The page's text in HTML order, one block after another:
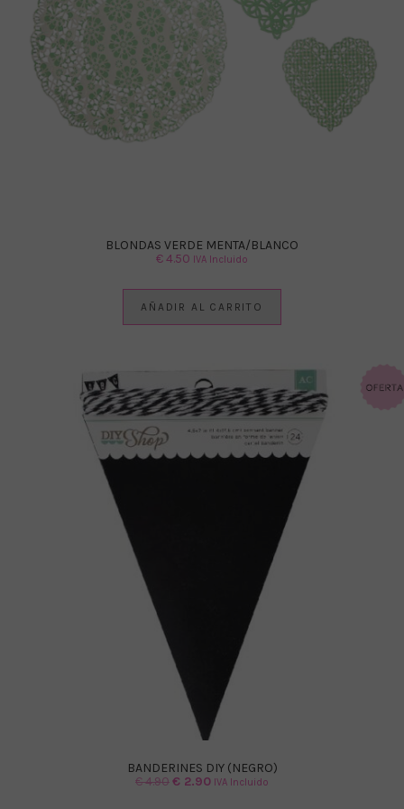
BLONDAS VERDE MENTA/BLANCO
€4.50 IVA Incluido
AÑADIR AL CARRITO
BANDERINES DIY (NEGRO)
€4.90El
€ 2.90ElIVA Incluido